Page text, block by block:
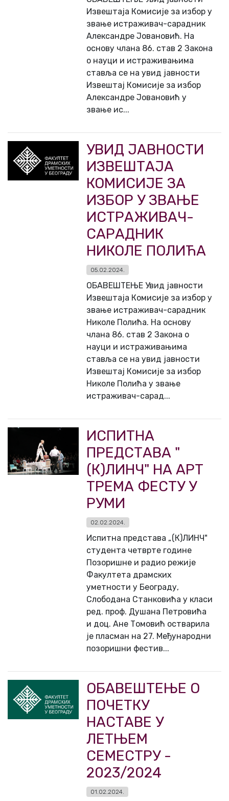
Извештаја Комисије за избор у
звање истраживач-сарадник
Александре Јовановић. На
основу члана 86. став 2 Закона
о науци и истраживањима
ставља се на увид јавности
Извештај Комисије за избор
Александре Јовановић у
звање ис...
УВИД ЈАВНОСТИ
ИЗВЕШТАЈА
КОМИСИЈЕ ЗА
ИЗБОР У ЗВАЊЕ
ИСТРАЖИВАЧ-
САРАДНИК
НИКОЛЕ ПОЛИЋА
05.02.2024.
ОБАВЕШТЕЊЕ Увид јавности
Извештаја Комисије за избор у
звање истраживач-сарадник
Николе Полића. На основу
члана 86. став 2 Закона о
науци и истраживањима
ставља се на увид јавности
Извештај Комисије за избор
Николе Полића у звање
истраживач-сарад...
ИСПИТНА
ПРЕДСТАВА "
(К)ЛИНЧ" НА АРТ
ТРЕМА ФЕСТУ У
РУМИ
02.02.2024.
Испитна представа „(К)ЛИНЧ"
студента четврте године
Позоришне и радио режије
Факултета драмских
уметности у Београду,
Слободана Станковића у класи
ред. проф. Душана Петровића
и доц. Ане Томовић остварила
је пласман на 27. Међународни
позоришни фестив...
ОБАВЕШТЕЊЕ О
ПОЧЕТКУ
НАСТАВЕ У
ЛЕТЊЕМ
СЕМЕСТРУ -
2023/2024
01.02.2024.